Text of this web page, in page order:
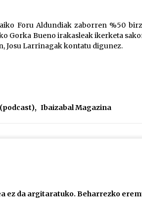
Pedro jaietako bertso-
Foru Aldundiak zaborren %50
Gorka Bueno irakasleak ikerketa
Josu Larrinagak kontatu digunez.
, Ibaizabal Magazina
ez da argitaratuko. Beharrezko